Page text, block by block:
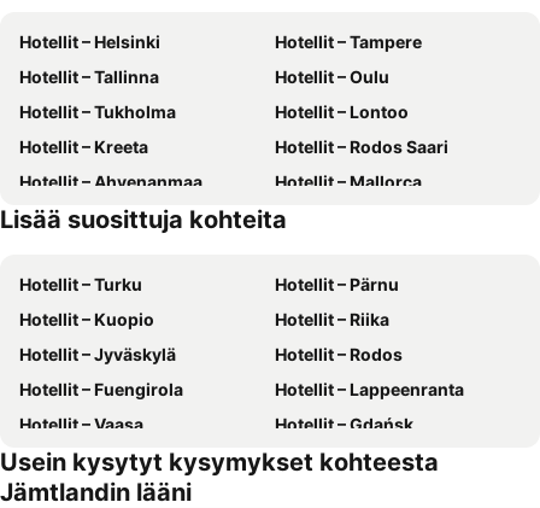
Hotellit – Helsinki
Hotellit – Tampere
Hotellit – Tallinna
Hotellit – Oulu
Hotellit – Tukholma
Hotellit – Lontoo
Hotellit – Kreeta
Hotellit – Rodos Saari
Hotellit – Ahvenanmaa
Hotellit – Mallorca
Hotellit – Phuket
Hotellit – Suomi
Lisää suosittuja kohteita
Hotellit – Turku
Hotellit – Pärnu
Hotellit – Kuopio
Hotellit – Riika
Hotellit – Jyväskylä
Hotellit – Rodos
Hotellit – Fuengirola
Hotellit – Lappeenranta
Hotellit – Vaasa
Hotellit – Gdańsk
Hotellit – Rovaniemi
Hotellit – Alanya
Hotellit – Savonlinna
Usein kysytyt kysymykset kohteesta
Jämtlandin lääni